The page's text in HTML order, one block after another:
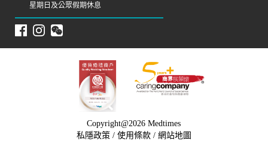
星期日及公眾假期休息
Copyright@2026 Medtimes
私隱政策 / 使用條款/ 網站地圖